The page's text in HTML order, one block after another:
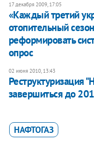
17 декабря 2009, 17:05
«Каждый третий
отопительный
реформировать
опрос
02 июня 2010, 13:43
Реструктуризация
завершиться до
НАФТОГАЗ